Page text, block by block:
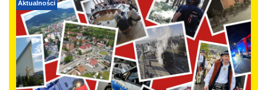
Aktualności